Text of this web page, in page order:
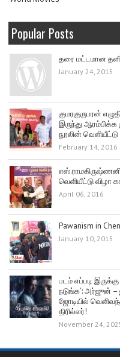
Popular Posts
தரை மட்டமான தனி
January 24, 2015
குமரகுருபரன்
இருந்து ஆரம்பிக்க
நூலின் வெளியீட்டு
February 14, 2016
வெளியீட்டு
April 06, 2016
Pawanism in
January 10, 2015
படம் எப்படி
நடுங்க’: அர்ஜுன்
ஜோடியில்
திரில்லர்!
November 24,